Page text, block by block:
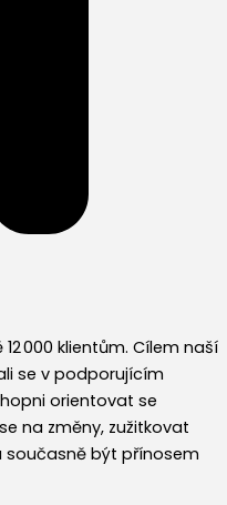
000 klientům. Cílem naší
se v podporujícím
orientovat se
na změny, zužitkovat
současně být přínosem